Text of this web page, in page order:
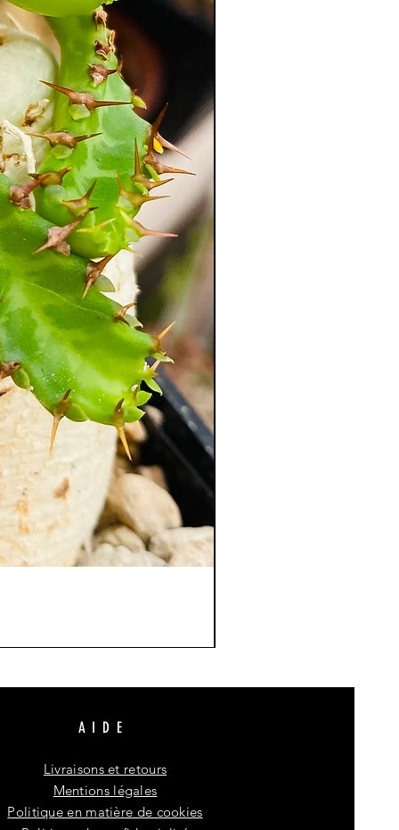
AIDE
Livraisons et retours
Mentions légales
Politique en matière de cookies